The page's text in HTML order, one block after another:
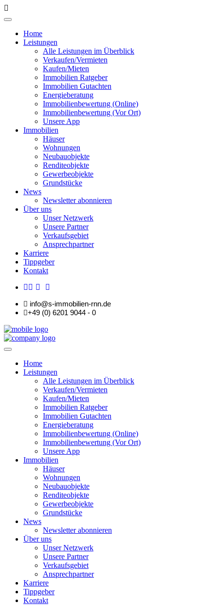
Home
Leistungen
Alle Leistungen im Überblick
Verkaufen/Vermieten
Kaufen/Mieten
Immobilien Ratgeber
Immobilien Gutachten
Energieberatung
Immobilienbewertung (Online)
Immobilienbewertung (Vor Ort)
Unsere App
Immobilien
Häuser
Wohnungen
Neubauobjekte
Renditeobjekte
Gewerbeobjekte
Grundstücke
News
Newsletter abonnieren
Über uns
Unser Netzwerk
Unsere Partner
Verkaufsgebiet
Ansprechpartner
Karriere
Tippgeber
Kontakt
info@s-immobilien-rnn.de
+49 (0) 6201 9044 - 0
Home
Leistungen
Alle Leistungen im Überblick
Verkaufen/Vermieten
Kaufen/Mieten
Immobilien Ratgeber
Immobilien Gutachten
Energieberatung
Immobilienbewertung (Online)
Immobilienbewertung (Vor Ort)
Unsere App
Immobilien
Häuser
Wohnungen
Neubauobjekte
Renditeobjekte
Gewerbeobjekte
Grundstücke
News
Newsletter abonnieren
Über uns
Unser Netzwerk
Unsere Partner
Verkaufsgebiet
Ansprechpartner
Karriere
Tippgeber
Kontakt